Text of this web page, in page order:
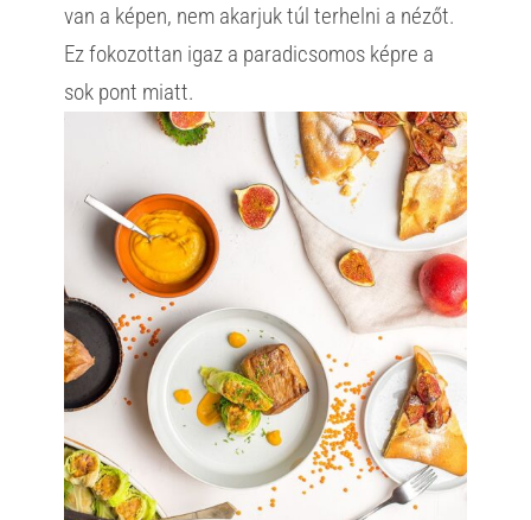
van a képen, nem akarjuk túl terhelni a nézőt.
Ez fokozottan igaz a paradicsomos képre a
sok pont miatt.